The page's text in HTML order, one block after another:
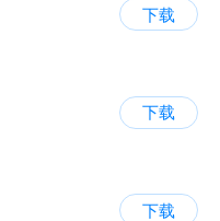
下载
下载
下载